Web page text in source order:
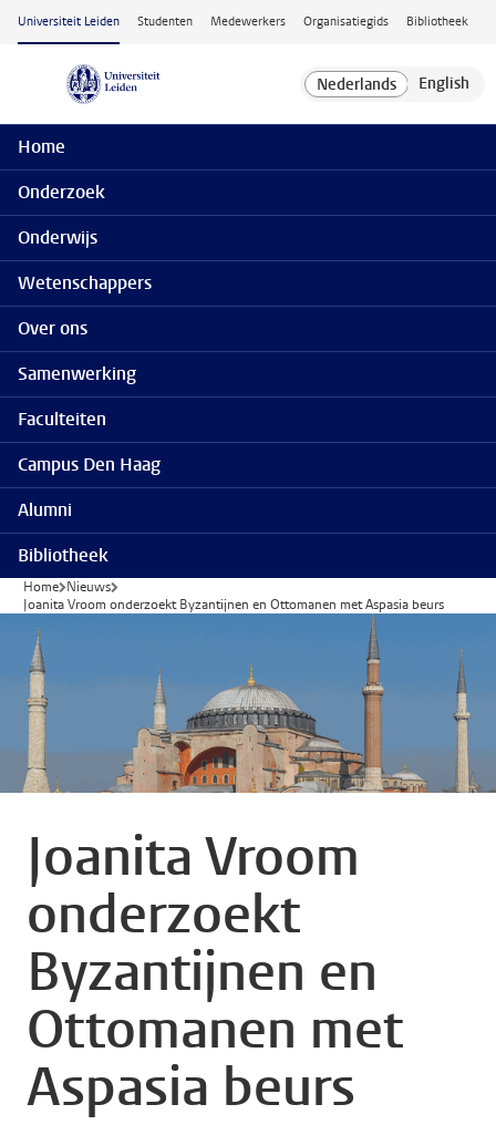
Ga naar hoofdinhoud
Universiteit Leiden Studenten Medewerkers Organisatiegids Bibliotheek
Home
Onderzoek
Onderwijs
Wetenschappers
Over ons
Samenwerking
Faculteiten
Campus Den Haag
Alumni
Bibliotheek
Home Nieuws
Joanita Vroom onderzoekt Byzantijnen en Ottomanen met Aspasia beurs
Joanita Vroom
onderzoekt
Byzantijnen en
Ottomanen met
Aspasia beurs